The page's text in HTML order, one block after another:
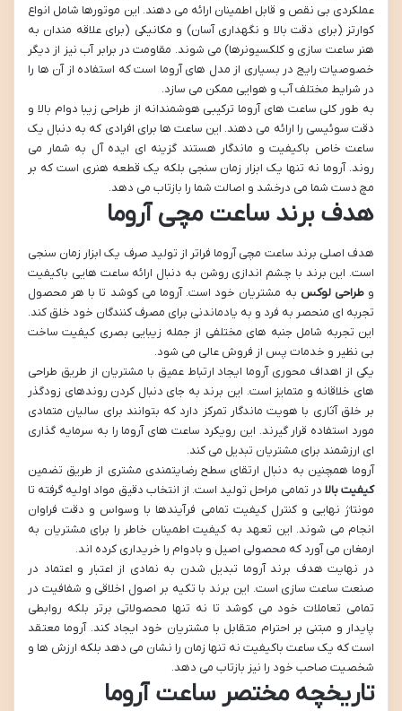
عملکردی بی نقص و قابل اطمینان ارائه می دهند. این موتورها شامل انواع
کوارتز (برای دقت بالا و نگهداری آسان) و مکانیکی (برای علاقه مندان به
هنر ساعت سازی و کلکسیونرها) می شوند. مقاومت در برابر آب نیز از دیگر
خصوصیات رایج در بسیاری از مدل های آروما است که استفاده از آن ها را
در شرایط مختلف آب و هوایی ممکن می سازد.
به طور کلی ساعت های آروما ترکیبی هوشمندانه از طراحی زیبا دوام بالا و
دقت سوئیسی را ارائه می دهند. این ساعت ها برای افرادی که به دنبال یک
ساعت خاص باکیفیت و ماندگار هستند گزینه ای ایده آل به شمار می
روند. آروما نه تنها یک ابزار زمان سنجی بلکه یک قطعه هنری است که بر
مچ دست شما می درخشد و اصالت شما را بازتاب می دهد.
هدف برند ساعت مچی آروما
هدف اصلی برند ساعت مچی آروما فراتر از تولید صرف یک ابزار زمان سنجی
است. این برند با چشم اندازی روشن به دنبال ارائه ساعت هایی باکیفیت
وطراحی لوکس به مشتریان خود است. آروما می کوشد تا با هر محصول
تجربه ای منحصر به فرد و به یادماندنی برای مصرف کنندگان خود خلق کند.
این تجربه شامل جنبه های مختلفی از جمله زیبایی بصری کیفیت ساخت
بی نظیر و خدمات پس از فروش عالی می شود.
یکی از اهداف محوری آروما ایجاد ارتباط عمیق با مشتریان از طریق طراحی
های خلاقانه و متمایز است. این برند به جای دنبال کردن روندهای زودگذر
بر خلق آثاری با هویت ماندگار تمرکز دارد که بتوانند برای سالیان متمادی
مورد استفاده قرار گیرند. این رویکرد ساعت های آروما را به سرمایه گذاری
ای ارزشمند برای مشتریان تبدیل می کند.
آروما همچنین به دنبال ارتقای سطح رضایتمندی مشتری از طریق تضمین
کیفیت بالا در تمامی مراحل تولید است. از انتخاب دقیق مواد اولیه گرفته تا
مونتاژ نهایی و کنترل کیفیت تمامی فرآیندها با وسواس و دقت فراوان
انجام می شوند. این تعهد به کیفیت اطمینان خاطر را برای مشتریان به
ارمغان می آورد که محصولی اصیل و بادوام را خریداری کرده اند.
در نهایت هدف برند آروما تبدیل شدن به نمادی از اعتبار و اعتماد در
صنعت ساعت سازی است. این برند با تکیه بر اصول اخلاقی و شفافیت در
تمامی تعاملات خود می کوشد تا نه تنها محصولاتی برتر بلکه روابطی
پایدار و مبتنی بر احترام متقابل با مشتریان خود ایجاد کند. آروما معتقد
است که یک ساعت باکیفیت نه تنها زمان را نشان می دهد بلکه ارزش ها و
شخصیت صاحب خود را نیز بازتاب می دهد.
تاریخچه مختصر ساعت آروما